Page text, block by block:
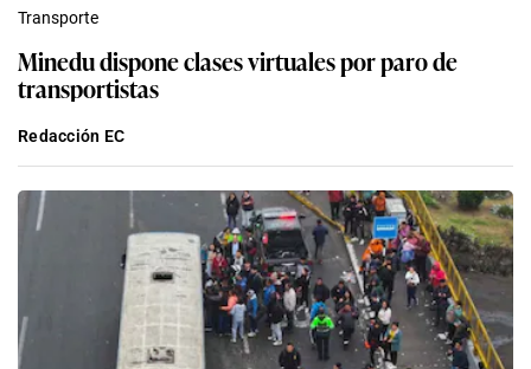
Transporte
Minedu dispone clases virtuales por paro de
transportistas
Redacción EC